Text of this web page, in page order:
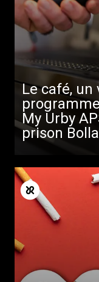
Le café, un
My Urby
prison